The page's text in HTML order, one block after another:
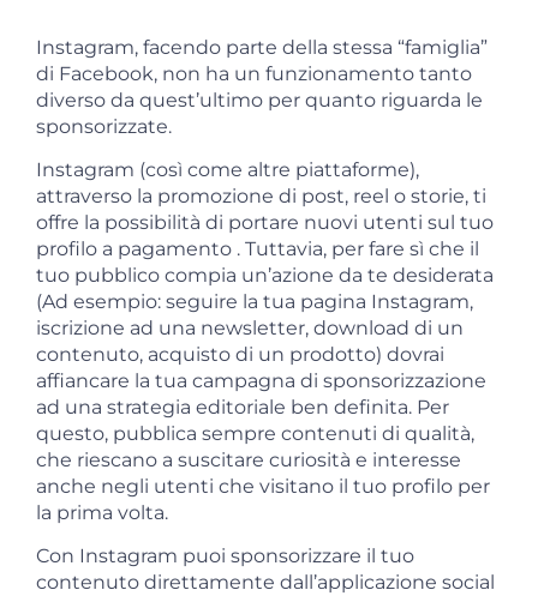
Instagram, facendo parte della stessa “famiglia”
di Facebook, non ha un funzionamento tanto
diverso da quest’ultimo per quanto riguarda le
sponsorizzate.
Instagram (così come altre piattaforme),
attraverso la promozione di post, reel o storie, ti
offre la possibilità di portare nuovi utenti sul tuo
profilo a pagamento . Tuttavia, per fare sì che il
tuo pubblico compia un’azione da te desiderata
(Ad esempio: seguire la tua pagina Instagram,
iscrizione ad una newsletter, download di un
contenuto, acquisto di un prodotto) dovrai
affiancare la tua campagna di sponsorizzazione
ad una strategia editoriale ben definita. Per
questo, pubblica sempre contenuti di qualità,
che riescano a suscitare curiosità e interesse
anche negli utenti che visitano il tuo profilo per
la prima volta.
Con Instagram puoi sponsorizzare il tuo
contenuto direttamente dall’applicazione social